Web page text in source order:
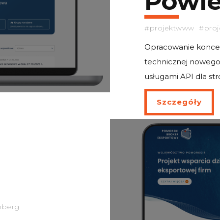
#projektwww
Opracowanie
technicznej nowego
usługami API dla
Szczegóły